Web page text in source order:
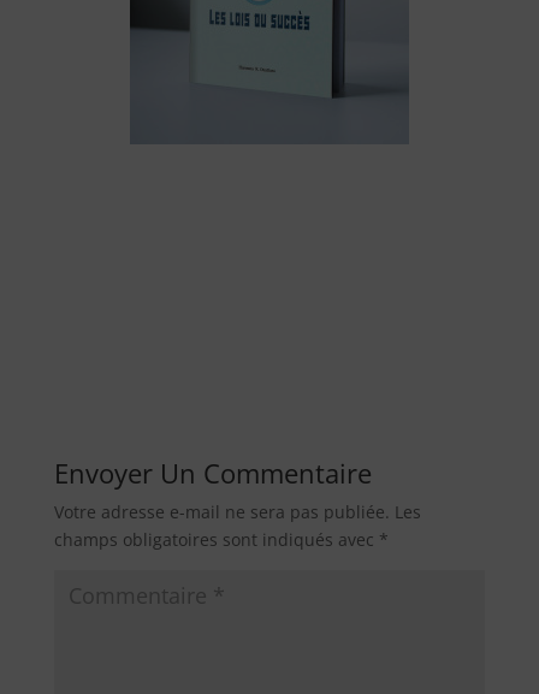
Envoyer Un Commentaire
Votre adresse e-mail ne sera pas publiée. Les
champs obligatoires sont indiqués avec *